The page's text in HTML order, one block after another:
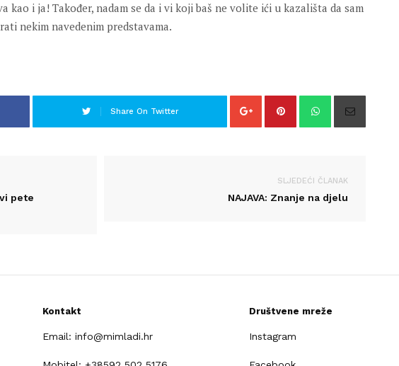
kao i ja! Također, nadam se da i vi koji baš ne volite ići u kazališta da sam
nekim navedenim predstavama.
Share On Twitter
pete
SLJEDEĆI ČLANAK
NAJAVA: Znanje na djelu
Kontakt
Email: info@mimladi.hr
Društvene mreže
Instagram